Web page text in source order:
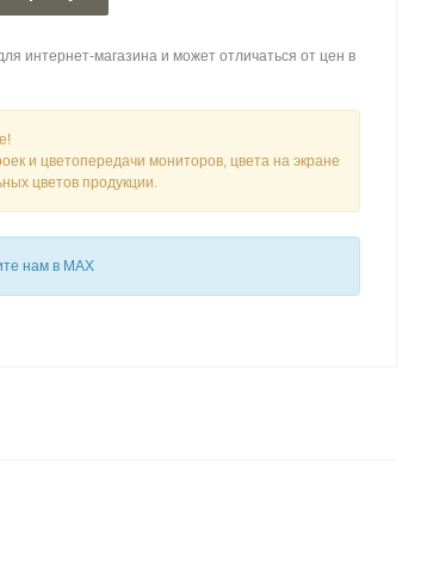
интернет-магазина и может отличаться от цен в
и цветопередачи мониторов, цвета на экране
цветов продукции.
нам в MAX